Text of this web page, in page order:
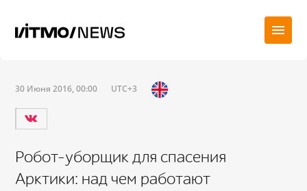
30 Июня 2016, 00:00 UTC+3
Робот-уборщик для спасения
Арктики: над чем работают